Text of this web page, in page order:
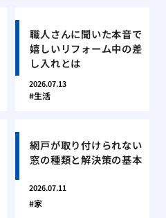
職人さんに聞いた本音で
嬉しいリフォーム中の差
し入れとは
2026.07.13
生活
網戸が取り付けられない
窓の種類と解決策の基本
2026.07.11
家